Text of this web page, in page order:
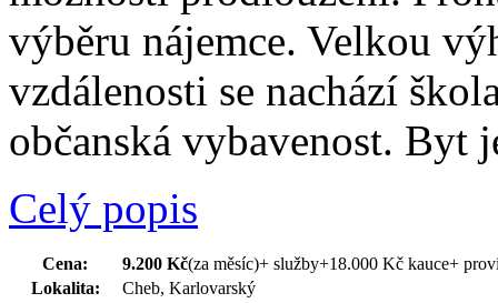
výběru nájemce. Velkou
vzdálenosti se nachází
občanská vybavenost. Byt
Celý popis
Cena: 9.200 Kč(za měsíc)+ služby+18.000 Kč kauce+
Lokalita:
Cheb, Karlovarský